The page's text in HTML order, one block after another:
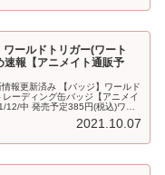
ワールドトリガー(ワート
速報【アニメイト通販予
報更新済み 【バッジ】ワールド
ーディング缶バッジ【アニメイ
12/中 発売予定385円(税込)ワー
2021.10.07